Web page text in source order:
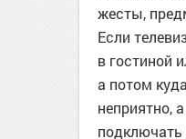
жесты,
Если
в гостиной
а потом
неприятно,
подключать